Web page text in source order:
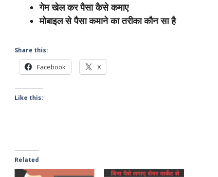
गेम खेल कर पैसा कैसे कमाए
मोबाइल से पैसा कमाने का तरीका कौन सा है
Share this:
Facebook X
Like this:
Related